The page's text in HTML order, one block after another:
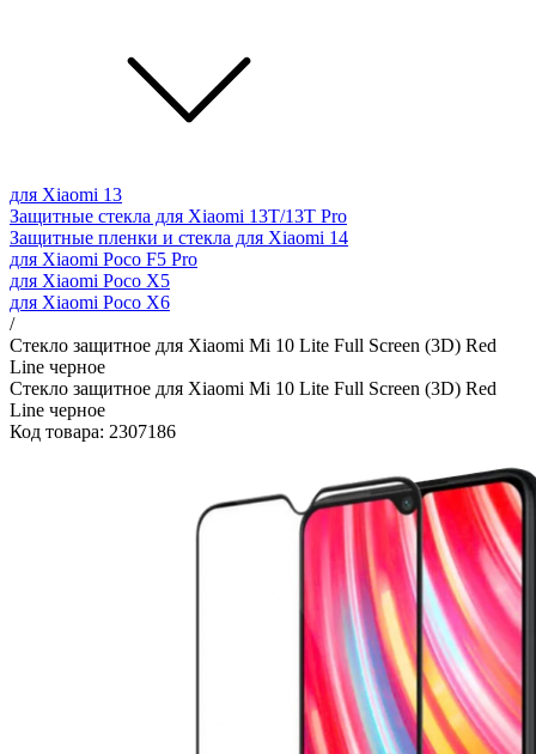
для Xiaomi 13
Защитные стекла для Xiaomi 13T/13T Pro
Защитные пленки и стекла для Xiaomi 14
для Xiaomi Poco F5 Pro
для Xiaomi Poco X5
для Xiaomi Poco X6
/
Стекло защитное для Xiaomi Mi 10 Lite Full Screen (3D) Red
Line черное
Стекло защитное для Xiaomi Mi 10 Lite Full Screen (3D) Red
Line черное
Код товара: 2307186